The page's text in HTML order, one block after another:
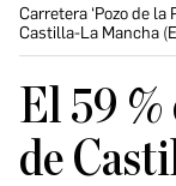
Carretera ‘Pozo de la
Castilla-La Mancha
El 59
de